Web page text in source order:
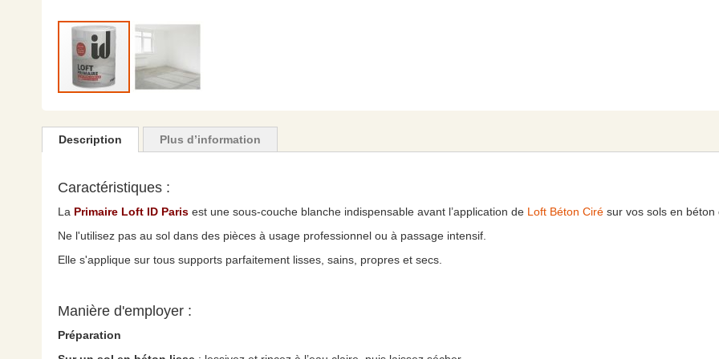
the
beginning
the
gallery
Description
Caractéristiques :
La Primaire Loft ID Paris est une sous-couche blanche indispensable avant l’application de Loft Béton Ciré sur vos sols en béton
Ne l'utilisez pas au sol dans des pièces à usage professionnel ou à passage intensif.
Elle s'applique sur tous supports parfaitement lisses, sains, propres et secs.
Manière d'employer :
Préparation
Plus d’information